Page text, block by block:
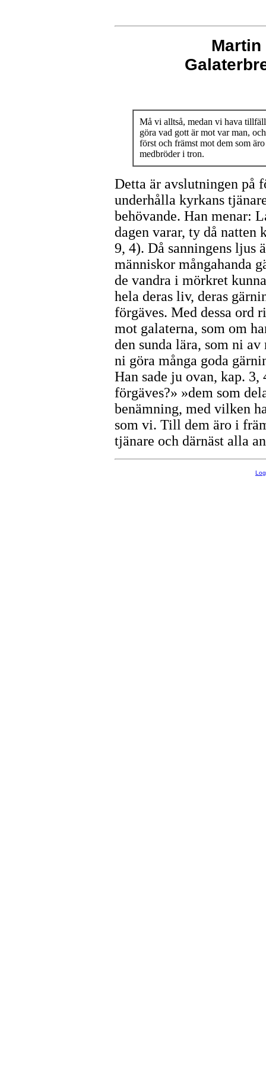
Må vi alltså, medan vi hava
göra vad gott är mot var man, och
först och främst mot dem som
medbröder i tron.
Detta är avslutningen på
underhålla kyrkans
behövande. Han menar:
dagen varar, ty då natten
9, 4). Då sanningens ljus
människor mångahanda
de vandra i mörkret
hela deras liv, deras
förgäves. Med dessa ord
mot galaterna, som om
den sunda lära, som ni
ni göra många goda
Han sade ju ovan, kap.
förgäves?» »dem som
benämning, med vilken
som vi. Till dem äro i
tjänare och därnäst alla